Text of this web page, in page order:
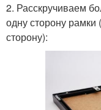
2. Расскручиваем
одну сторону
сторону):